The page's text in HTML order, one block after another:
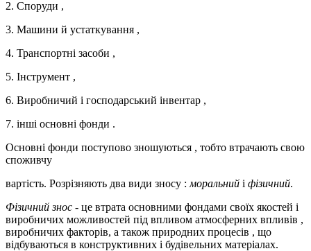
2. Споруди ,
3. Машини й устаткування ,
4. Транспортні засоби ,
5. Інструмент ,
6. Виробничий і господарський інвентар ,
7. інші основні фонди .
Основні фонди поступово зношуються , тобто втрачають свою
споживчу
вартість. Розрізняють два види зносу : моральний і фізичний.
Фізичний знос - це втрата основними фондами своїх якостей і
виробничих можливостей під впливом атмосферних впливів ,
виробничих факторів, а також природних процесів , що
відбуваються в конструктивних і будівельних матеріалах.